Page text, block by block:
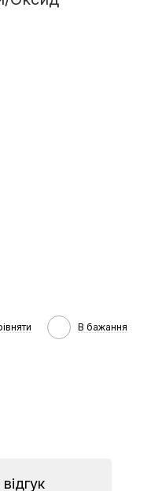
В бажання